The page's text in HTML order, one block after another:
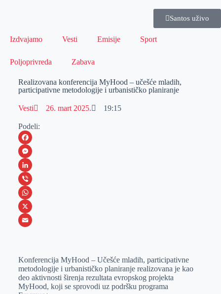
Santos uživo
Izdvajamo Vesti Emisije Sport
Poljoprivreda Zabava
Realizovana konferencija MyHood – učešće mladih,
participativne metodologije i urbanističko planiranje
Vesti 26. mart 2025. 19:15
Podeli:
F
a
c
e
b
o
M
e
s
s
e
e
r
L
i
n
k
I
n
V
i
b
W
h
s
A
p
X
a
i
l
Konferencija MyHood – Učešće mladih, participativne
metodologije i urbanističko planiranje realizovana je kao
deo aktivnosti širenja rezultata evropskog projekta
MyHood, koji se sprovodi uz podršku programa